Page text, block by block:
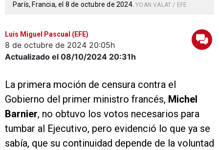
París, Francia, el 8 de octubre de 2024.YOAN VALAT / EFE
Luis Miguel Pascual (EFE)
8 de octubre de 2024 20:05h
Actualizado el 08/10/2024 20:31h
La primera moción de censura contra el
Gobierno del primer ministro francés, Michel
Barnier, no obtuvo los votos necesarios para
tumbar al Ejecutivo, pero evidenció lo que ya se
sabía, que su continuidad depende de la voluntad